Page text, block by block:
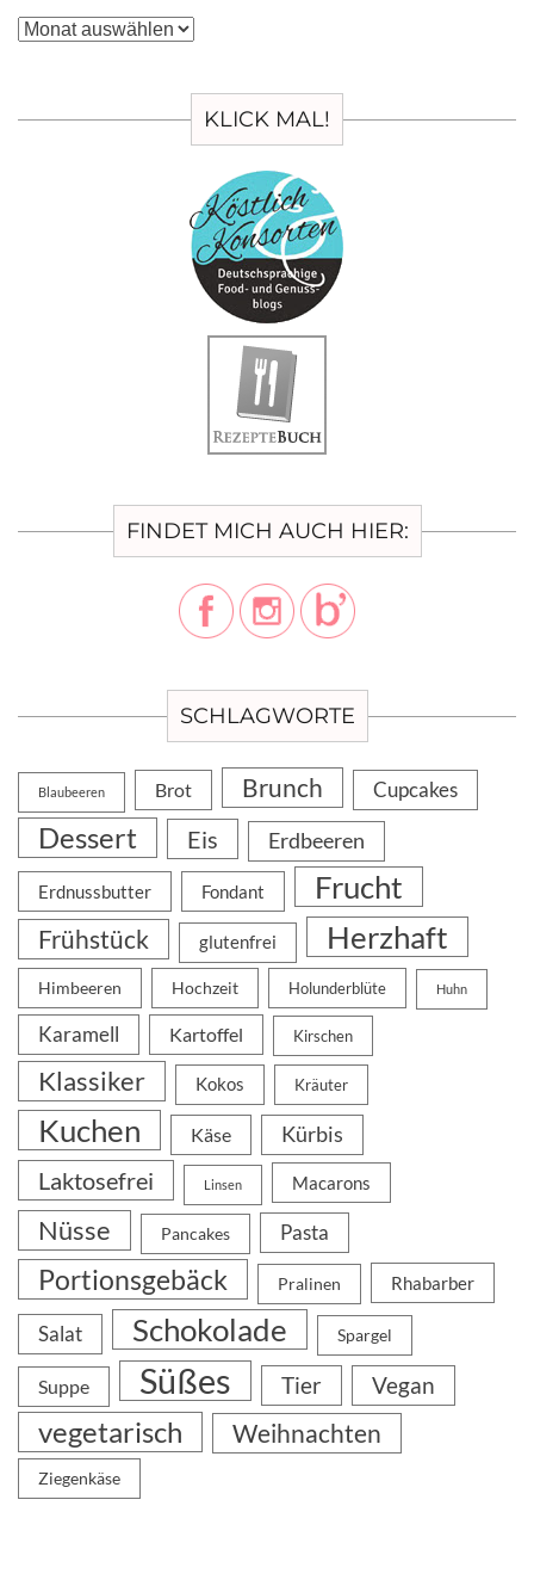
Archiv
KLICK MAL!
FINDET MICH AUCH HIER:
SCHLAGWORTE
Blaubeeren Brot Brunch Cupcakes
Dessert Eis Erdbeeren
Erdnussbutter Fondant Frucht
Frühstück glutenfrei Herzhaft
Himbeeren Hochzeit Holunderblüte Huhn
Karamell Kartoffel Kirschen
Klassiker Kokos Kräuter
Kuchen Käse Kürbis
Laktosefrei Linsen Macarons
Nüsse Pancakes Pasta
Portionsgebäck Pralinen Rhabarber
Salat Schokolade Spargel
Suppe Süßes Tier Vegan
vegetarisch Weihnachten
Ziegenkäse